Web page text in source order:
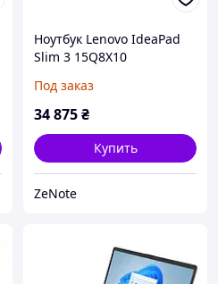
Ноутбук Lenovo IdeaPad
Slim 3 15Q8X10
Под заказ
34 875₴
Купить
ZeNote